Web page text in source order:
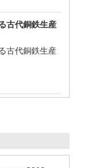
古代銅鉄生産
古代銅鉄生産